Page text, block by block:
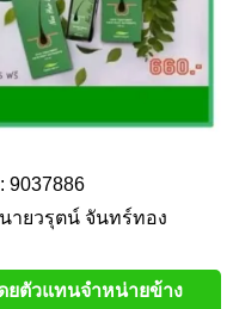
ายวรุตน์ จันทร์ทอง
ยตัวแทนจำหน่ายข้าง